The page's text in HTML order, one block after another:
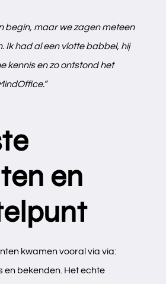
Home
begin, maar we zagen meteen
Ik had al een vlotte babbel, hij
kennis en zo ontstond het
en
kwamen vooral via via:
en bekenden. Het echte